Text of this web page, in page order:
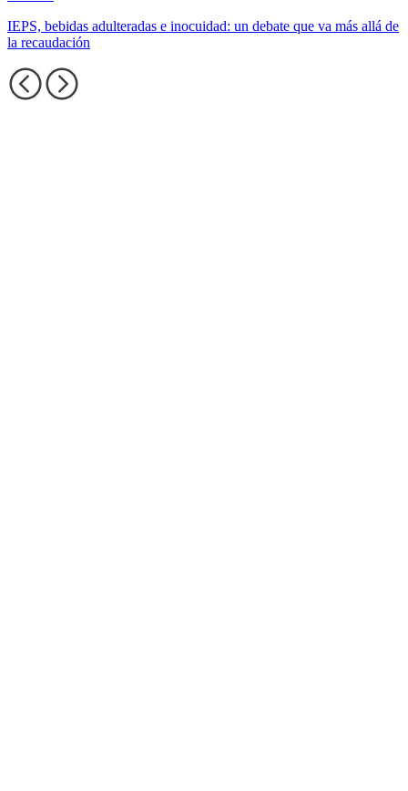
IEPS, bebidas adulteradas e inocuidad: un debate que va más allá de
la recaudación